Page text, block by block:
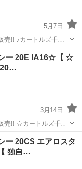
5月7日
売!! ♪カートルズ千葉
ズ
シー 20E !A16☆【 ☆
3月14日
売!! ☆カートルズ千葉
ズ
ー 20CS エアロスタ
独自…